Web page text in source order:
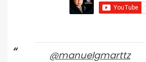
@manuelgmarttz